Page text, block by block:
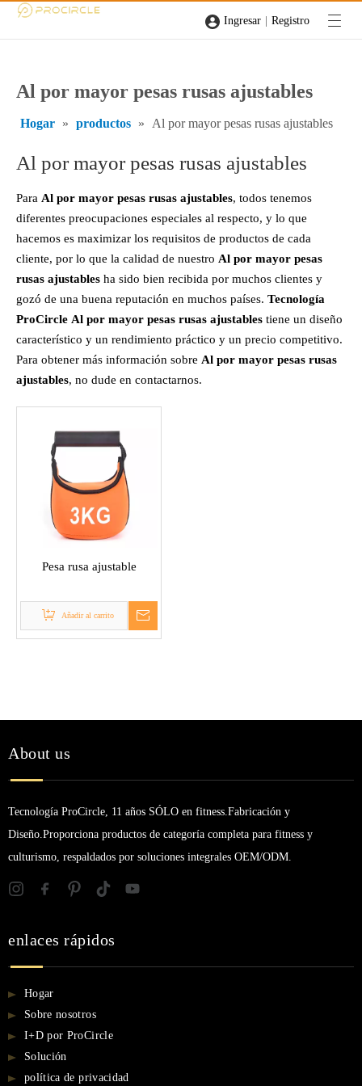
Ingresar | Registro
Al por mayor pesas rusas ajustables
Hogar » productos » Al por mayor pesas rusas ajustables
Al por mayor pesas rusas ajustables
Para Al por mayor pesas rusas ajustables, todos tenemos
diferentes preocupaciones especiales al respecto, y lo que
hacemos es maximizar los requisitos de productos de cada
cliente, por lo que la calidad de nuestro Al por mayor pesas
rusas ajustables ha sido bien recibida por muchos clientes y
gozó de una buena reputación en muchos países. Tecnología
ProCircle Al por mayor pesas rusas ajustables tiene un diseño
característico y un rendimiento práctico y un precio competitivo.
Para obtener más información sobre Al por mayor pesas rusas
ajustables, no dude en contactarnos.
Pesa rusa ajustable
Añadir al carrito
About us
Tecnología ProCircle, 11 años SÓLO en fitness.Fabricación y
Diseño.Proporciona productos de categoría completa para fitness y
culturismo, respaldados por soluciones integrales OEM/ODM.
enlaces rápidos
Hogar
Sobre nosotros
I+D por ProCircle
Solución
política de privacidad